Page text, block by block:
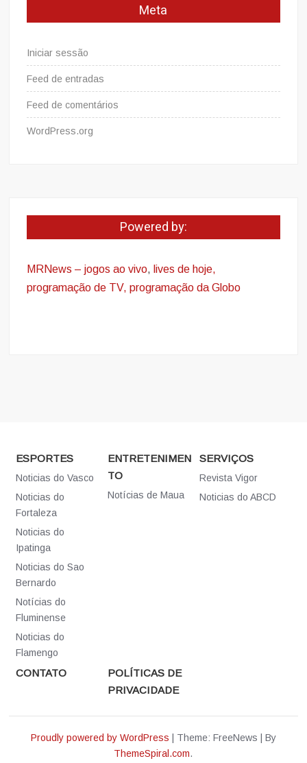
Meta
Iniciar sessão
Feed de entradas
Feed de comentários
WordPress.org
Powered by:
MRNews – jogos ao vivo, lives de hoje,
programação de TV, programação da Globo
ESPORTES
Noticias do Vasco
Noticias do
Fortaleza
Noticias do
Ipatinga
Noticias do Sao
Bernardo
Notícias do
Fluminense
Noticias do
Flamengo
ENTRETENIMEN
TO
Notícias de Maua
SERVIÇOS
Revista Vigor
Noticias do ABCD
CONTATO
POLÍTICAS DE
PRIVACIDADE
Proudly powered by WordPress Theme: FreeNews
By
ThemeSpiral.com.